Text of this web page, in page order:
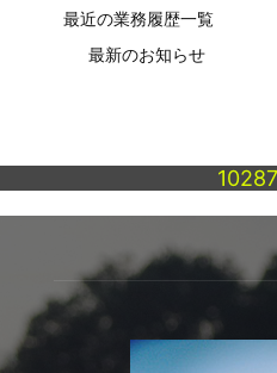
最近の業務履歴一覧
最新のお知らせ